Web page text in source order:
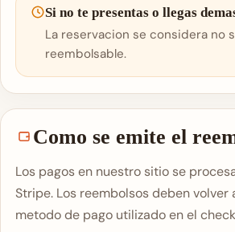
Si no te presentas o llegas
La reservacion se considera no
reembolsable.
Como se emite el
Los pagos en nuestro sitio se
Stripe. Los reembolsos deben volver
metodo de pago utilizado en el